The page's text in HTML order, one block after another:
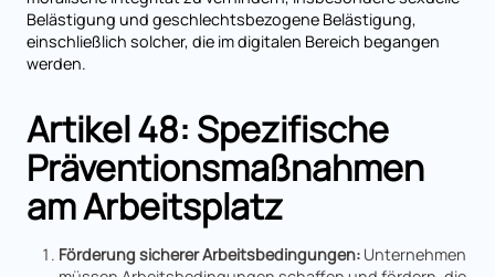
Belästigung und geschlechtsbezogene Belästigung,
einschließlich solcher, die im digitalen Bereich begangen
werden.
Artikel 48: Spezifische
Präventionsmaßnahmen
am Arbeitsplatz
Förderung sicherer Arbeitsbedingungen:Unternehmen